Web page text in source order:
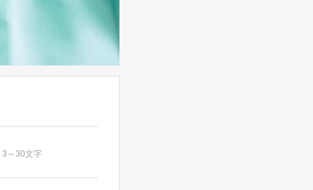
～30文字